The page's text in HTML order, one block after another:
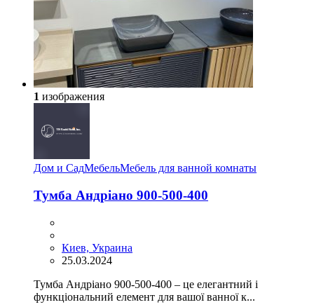
1 изображения
Дом и СадМебельМебель для ванной комнаты
Тумба Андріано 900-500-400
Киев, Украина
25.03.2024
Тумба Андріано 900-500-400 – це елегантний і
функціональний елемент для вашої ванної к...